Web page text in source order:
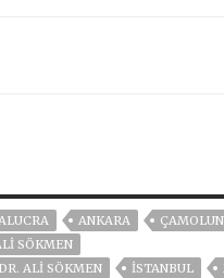
ANKARA
ÇAMOLUN
SÖKMEN
ALI SÖKMEN ISTANBUL